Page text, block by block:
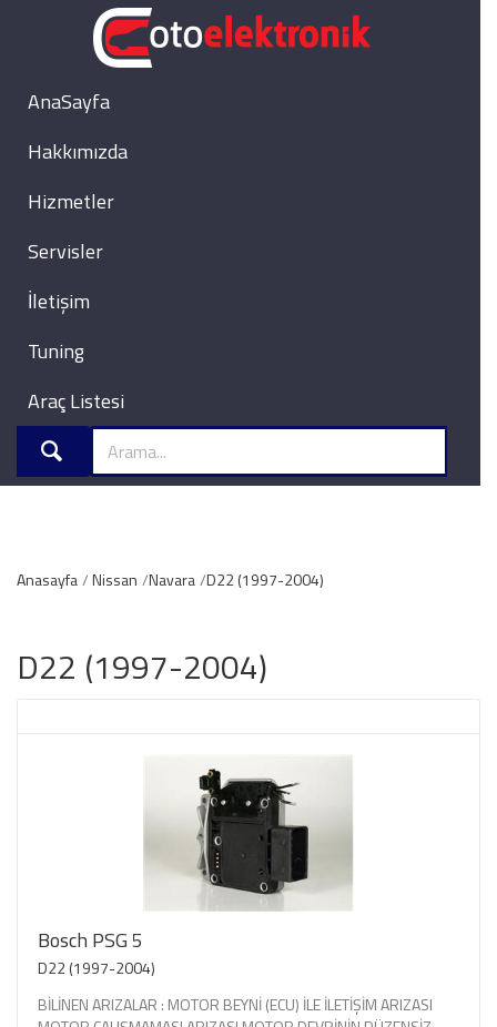
AnaSayfa
Hakkımızda
Hizmetler
Servisler
İletişim
Tuning
Araç Listesi
Anasayfa Nissan Navara D22 (1997-2004)
D22 (1997-2004)
Bosch PSG 5
D22 (1997-2004)
BİLİNEN ARIZALAR : MOTOR BEYNİ (ECU) İLE İLETİŞİM ARIZASI